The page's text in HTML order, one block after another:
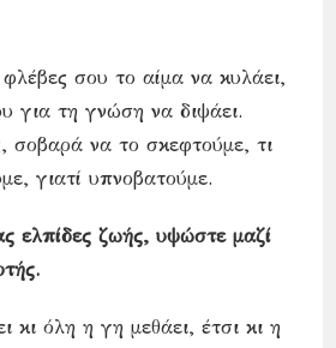
σου το αίμα να κυλάει,
για τη γνώση να διψάει.
σοβαρά να το σκεφτούμε, τι
γιατί υπνοβατούμε.
ελπίδες ζωής, υψώστε μαζί
κι όλη η γη μεθάει, έτσι κι η